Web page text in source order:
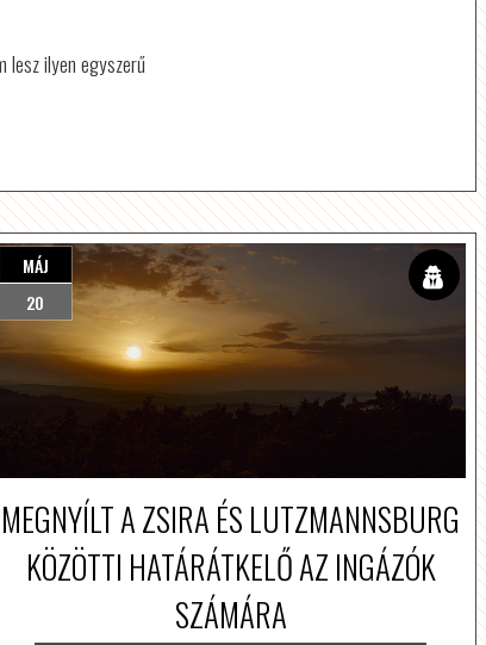
lesz ilyen egyszerű
MÁJ
20
MEGNYÍLT A ZSIRA ÉS LUTZMANNSBURG
KÖZÖTTI HATÁRÁTKELŐ AZ INGÁZÓK
SZÁMÁRA